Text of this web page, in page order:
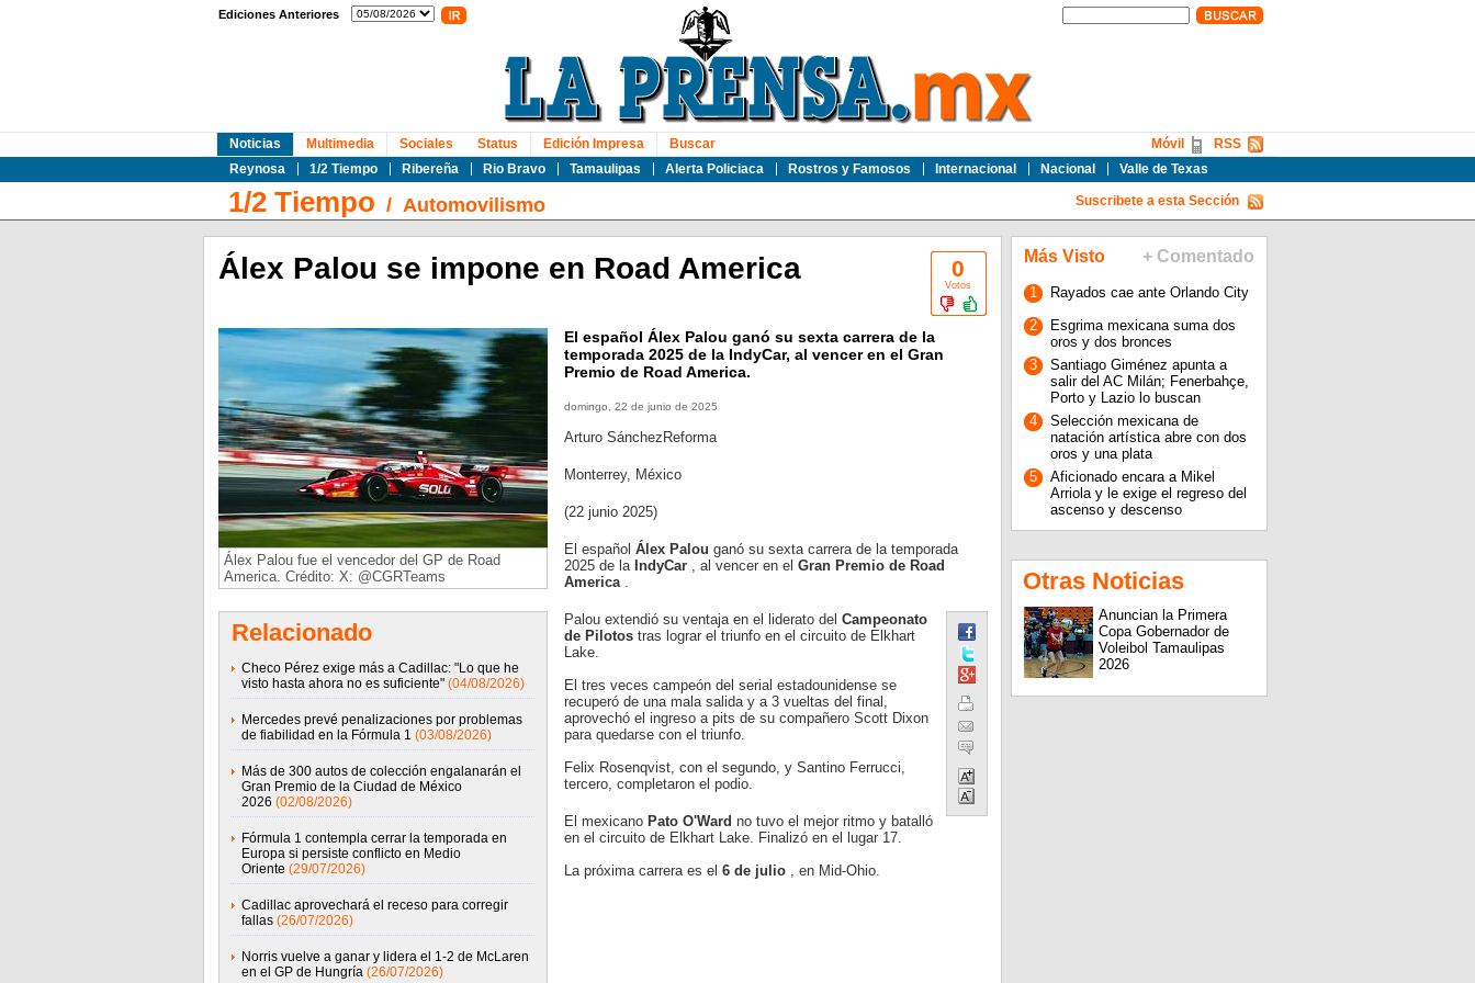
Ediciones Anteriores
Noticias
Reynosa
1/2 Tiempo Ribereña Rio Bravo Tamaulipas Alerta Policiaca Rostros y Famosos Internacional Nacional Valle de Texas
Multimedia Sociales Status Edición Impresa Buscar RSS
Móvil
1/2 Tiempo / Automovilismo Suscribete a esta Sección
0
Votos
Álex Palou se impone en Road America
Álex Palou fue el vencedor del GP de Road
America. Crédito: X: @CGRTeams
Relacionado
Checo Pérez exige más a Cadillac: "Lo que he
visto hasta ahora no es suficiente" (04/08/2026)
Mercedes prevé penalizaciones por problemas
de fiabilidad en la Fórmula 1 (03/08/2026)
Más de 300 autos de colección engalanarán el
Gran Premio de la Ciudad de México
2026 (02/08/2026)
Fórmula 1 contempla cerrar la temporada en
Europa si persiste conflicto en Medio
Oriente (29/07/2026)
Cadillac aprovechará el receso para corregir
fallas (26/07/2026)
Norris vuelve a ganar y lidera el 1-2 de McLaren
en el GP de Hungría (26/07/2026)
El español Álex Palou ganó su sexta carrera de la
temporada 2025 de la IndyCar, al vencer en el Gran
Premio de Road America.
domingo, 22 de junio de 2025
Arturo SánchezReforma
Monterrey, México
(22 junio 2025)
El español Álex Palou ganó su sexta carrera de la temporada
2025 de la IndyCar , al vencer en el Gran Premio de Road
America .
Palou extendió su ventaja en el liderato del Campeonato
de Pilotos tras lograr el triunfo en el circuito de Elkhart
Lake.
El tres veces campeón del serial estadounidense se
recuperó de una mala salida y a 3 vueltas del final,
aprovechó el ingreso a pits de su compañero Scott Dixon
para quedarse con el triunfo.
Felix Rosenqvist, con el segundo, y Santino Ferrucci,
tercero, completaron el podio.
El mexicanoPato O'Ward no tuvo el mejor ritmo y batalló
en el circuito de Elkhart Lake. Finalizó en el lugar 17.
La próxima carrera es el 6 de julio , en Mid-Ohio.
Más Visto + Comentado
1
Rayados cae ante Orlando City
2
Esgrima mexicana suma dos
oros y dos bronces
3
Santiago Giménez apunta a
salir del AC Milán; Fenerbahçe,
Porto y Lazio lo buscan
4
Selección mexicana de
natación artística abre con dos
oros y una plata
5
Aficionado encara a Mikel
Arriola y le exige el regreso del
ascenso y descenso
Otras Noticias
Anuncian la Primera
Copa Gobernador de
Voleibol Tamaulipas
2026